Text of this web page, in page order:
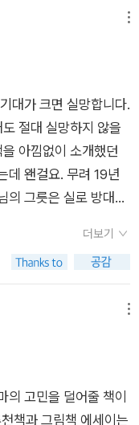
대가 크면 실망합니다.
절대 실망하지 않을
아낌없이 소개했던
데 왠걸요. 무려 19년
의 그릇은 실로 방대합
개해 달라는 연락을 종
진지하게 고민하고
. 그렇다면 이 책이 목
재미있는 책의 목록
출에 귀한 자료가 되
봐야 하는 건 그녀가
더보기
의 고민을 덜어줄 책이
책과 그림책 에세이는